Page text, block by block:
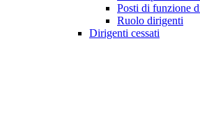
Posti di funzione
Ruolo dirigenti
Dirigenti cessati